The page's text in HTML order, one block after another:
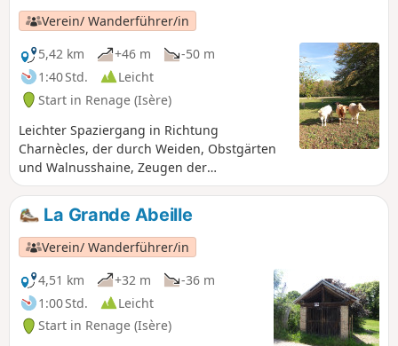
Verein/ Wanderführer/in
5,42 km
+46 m
-50 m
1:40 Std.
Leicht
Start in Renage (Isère)
Leichter Spaziergang in Richtung
Charnècles, der durch Weiden, Obstgärten
und Walnusshaine, Zeugen der
landwirtschaftlichen Tätigkeit von Criel de
Renage, bemerkenswerte Ausblicke auf den
Vercors, die Belledonne und die Chartreuse
bietet.
La Grande Abeille
Verein/ Wanderführer/in
4,51 km
+32 m
-36 m
1:00 Std.
Leicht
Start in Renage (Isère)